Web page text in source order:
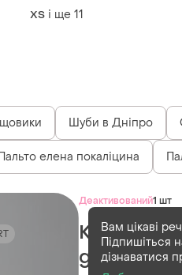
ХS і ще 11
Шуби в Дніпро
елена покаліцина
Деактивований1 шт
gianfranco
Вам цікаві
Підпишіться
дізнаватися